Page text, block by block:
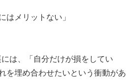
はメリットない」
は、「自分だけが損をしてい
を埋め合わせたいという衝動があ